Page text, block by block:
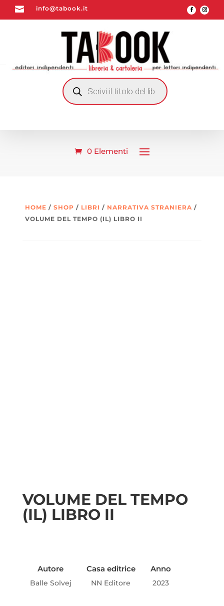
 info@tabook.it
RICERCA
PRODOTTI
0 Elementi
HOME / SHOP / LIBRI / NARRATIVA STRANIERA /
VOLUME DEL TEMPO (IL) LIBRO II
VOLUME DEL TEMPO
(IL) LIBRO II
Autore
Balle Solvej
Casa editrice
NN Editore
Anno
2023